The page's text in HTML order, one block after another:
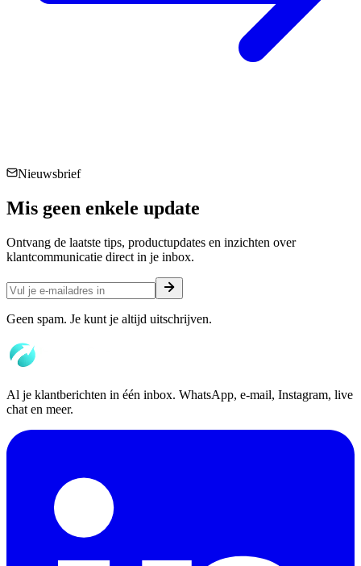
Nieuwsbrief
Mis geen enkele update
Ontvang de laatste tips, productupdates en inzichten over
klantcommunicatie direct in je inbox.
Geen spam. Je kunt je altijd uitschrijven.
Al je klantberichten in één inbox. WhatsApp, e-mail, Instagram, live
chat en meer.